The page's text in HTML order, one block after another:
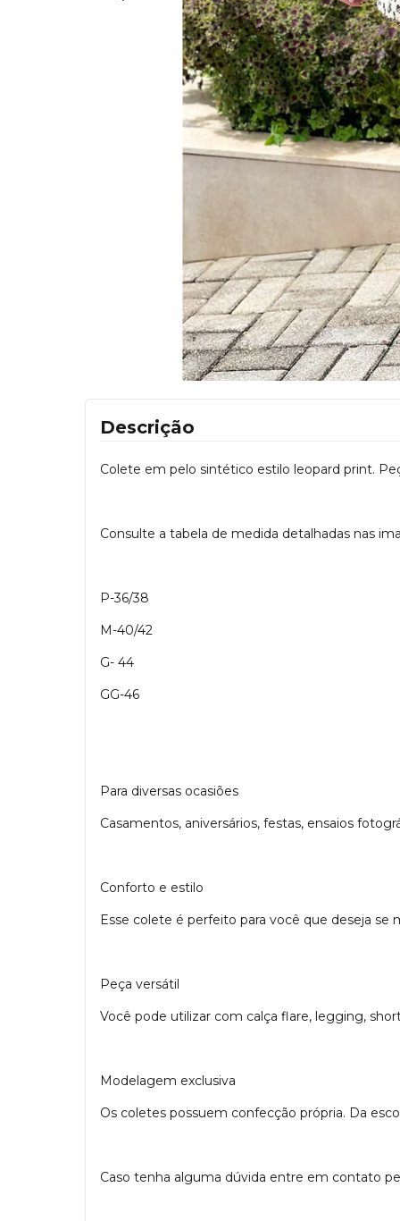
Descrição
Colete em pelo sintético estilo leopard print.
Consulte a tabela de medida detalhadas nas
P-36/38
M-40/42
G- 44
GG-46
Para diversas ocasiões
Casamentos, aniversários, festas, ensaios
Conforto e estilo
Esse colete é perfeito para você que deseja se
Peça versátil
Você pode utilizar com calça flare, legging,
Modelagem exclusiva
Os coletes possuem confecção própria. Da
Caso tenha alguma dúvida entre em contato